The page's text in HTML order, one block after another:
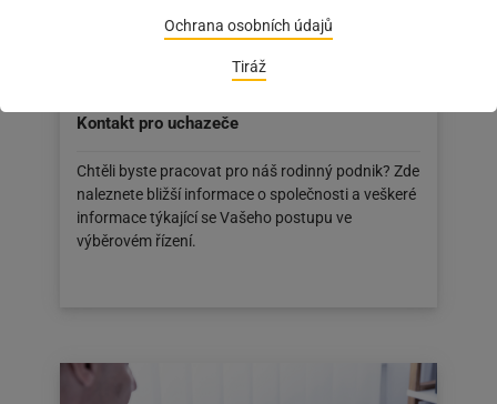
Ochrana osobních údajů
Tiráž
Kontakt pro uchazeče
Chtěli byste pracovat pro náš rodinný podnik? Zde
naleznete bližší informace o společnosti a veškeré
informace týkající se Vašeho postupu ve
výběrovém řízení.